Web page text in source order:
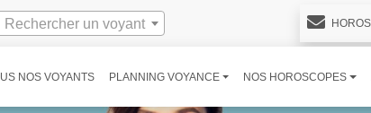
Rechercher un voyant
NOS VOYANTS PLANNING VOYANCE NOS HOROSCOPES